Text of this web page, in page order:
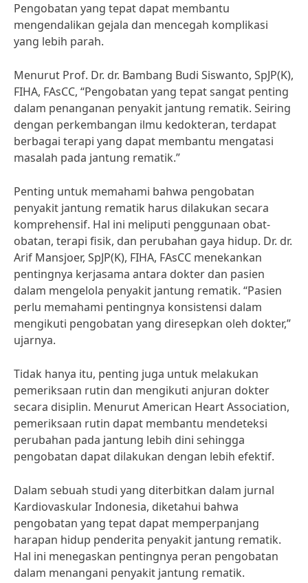
Pengobatan yang tepat dapat membantu
mengendalikan gejala dan mencegah komplikasi
yang lebih parah.
Menurut Prof. Dr. dr. Bambang Budi Siswanto, SpJP(K),
FIHA, FAsCC, “Pengobatan yang tepat sangat penting
dalam penanganan penyakit jantung rematik. Seiring
dengan perkembangan ilmu kedokteran, terdapat
berbagai terapi yang dapat membantu mengatasi
masalah pada jantung rematik.”
Penting untuk memahami bahwa pengobatan
penyakit jantung rematik harus dilakukan secara
komprehensif. Hal ini meliputi penggunaan obat-
obatan, terapi fisik, dan perubahan gaya hidup. Dr. dr.
Arif Mansjoer, SpJP(K), FIHA, FAsCC menekankan
pentingnya kerjasama antara dokter dan pasien
dalam mengelola penyakit jantung rematik. “Pasien
perlu memahami pentingnya konsistensi dalam
mengikuti pengobatan yang diresepkan oleh dokter,”
ujarnya.
Tidak hanya itu, penting juga untuk melakukan
pemeriksaan rutin dan mengikuti anjuran dokter
secara disiplin. Menurut American Heart Association,
pemeriksaan rutin dapat membantu mendeteksi
perubahan pada jantung lebih dini sehingga
pengobatan dapat dilakukan dengan lebih efektif.
Dalam sebuah studi yang diterbitkan dalam jurnal
Kardiovaskular Indonesia, diketahui bahwa
pengobatan yang tepat dapat memperpanjang
harapan hidup penderita penyakit jantung rematik.
Hal ini menegaskan pentingnya peran pengobatan
dalam menangani penyakit jantung rematik.